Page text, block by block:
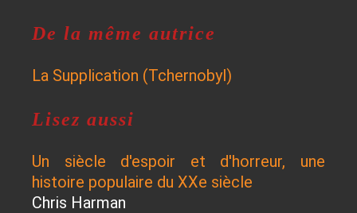
De la même autrice
La Supplication (Tchernobyl)
Lisez aussi
Un siècle d'espoir et d'horreur, une
histoire populaire du XXe siècle
Chris Harman